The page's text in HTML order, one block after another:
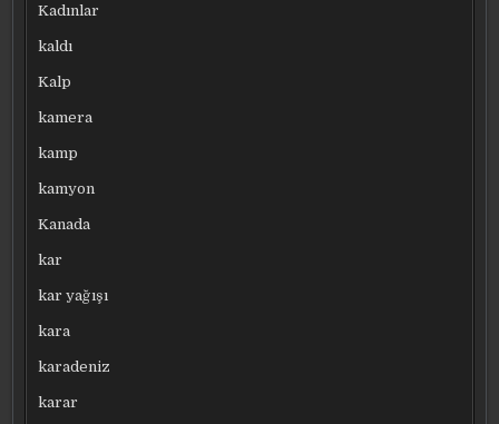
Kadınlar
kaldı
Kalp
kamera
kamp
kamyon
Kanada
kar
kar yağışı
kara
karadeniz
karar